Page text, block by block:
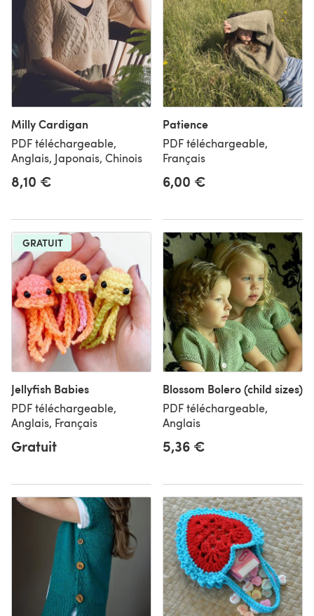
Milly Cardigan
PDF téléchargeable,
Anglais, Japonais, Chinois
8,10 €
Patience
PDF téléchargeable,
Français
6,00 €
GRATUIT
Jellyfish Babies
PDF téléchargeable,
Anglais, Français
Gratuit
Blossom Bolero (child sizes)
PDF téléchargeable,
Anglais
5,36 €